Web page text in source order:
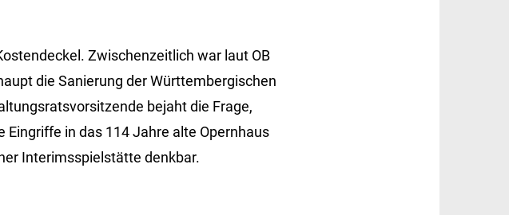
Zwischenzeitlich war laut OB
die Sanierung der Württembergischen
bejaht die Frage,
in das 114 Jahre alte Opernhaus
Interimsspielstätte denkbar.